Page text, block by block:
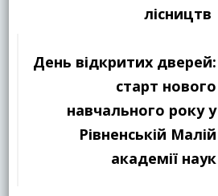
лісництв
День відкритих дверей:
старт нового
навчального року у
Рівненській Малій
академії наук